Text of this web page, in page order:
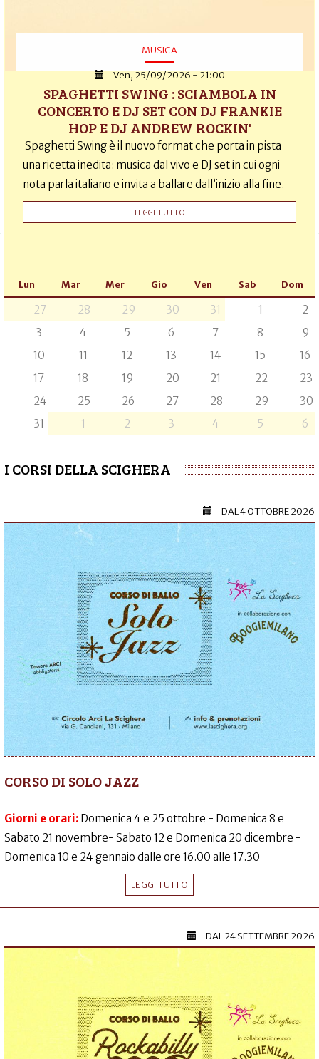
MUSICA
Ven, 25/09/2026 - 21:00
SPAGHETTI SWING : SCIAMBOLA IN
CONCERTO E DJ SET CON DJ FRANKIE
HOP E DJ ANDREW ROCKIN'
Spaghetti Swing è il nuovo format che porta in pista
una ricetta inedita: musica dal vivo e DJ set in cui ogni
nota parla italiano e invita a ballare dall’inizio alla fine.
LEGGI TUTTO
Lun Mar Mer Gio Ven Sab Dom
27 28 29 30 31 1
2
3
4 5 6 7 8
9
10
11 12 13 14 15
16
17
18 19 20 21 22
23
24
25 26 27 28 29
30
31
1 2 3 4 5 6
I CORSI DELLA SCIGHERA
DAL4 OTTOBRE 2026
CORSO DI SOLO JAZZ
Giorni e orari: Domenica 4 e 25 ottobre - Domenica 8 e
Sabato 21 novembre- Sabato 12 e Domenica 20 dicembre -
Domenica 10 e 24 gennaio dalle ore 16.00 alle 17.30
LEGGI TUTTO
DAL24 SETTEMBRE 2026